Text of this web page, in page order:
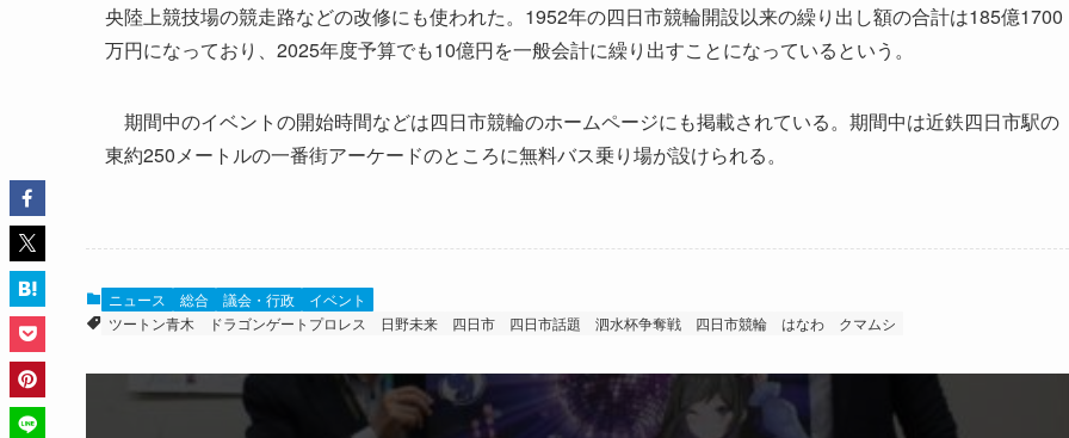
央陸上競技場の競走路などの改修にも使われた。1952年の四日市競輪開設以来の繰り出し額の合計は185億1700
万円になっており、2025年度予算でも10億円を一般会計に繰り出すことになっているという。
期間中のイベントの開始時間などは四日市競輪のホームページにも掲載されている。期間中は近鉄四日市駅の
東約250メートルの一番街アーケードのところに無料バス乗り場が設けられる。
ニュース 総合 議会・行政
イベント
ツートン青木
ドラゴンゲートプロレス 日野未来 四日市 四日市話題 泗水杯争奪戦 四日市競輪 はなわ クマムシ